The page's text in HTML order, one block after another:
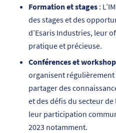
Formation et stages:
des stages et des
d’Esaris Industries, leur
pratique et précieuse.
Conférences et
organisent
partager des
et des défis du secteur
leur participation
2023 notamment.